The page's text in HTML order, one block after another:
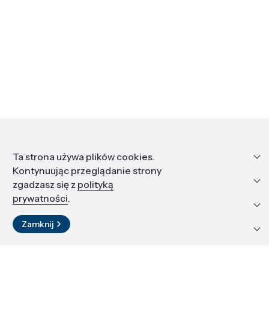
Informacje
Edukacja i kariera
Zasoby i materiały
Kontakt
Ta strona używa plików cookies.
Kontynuując przeglądanie strony
zgadzasz się z polityką
prywatności.
Zamknij